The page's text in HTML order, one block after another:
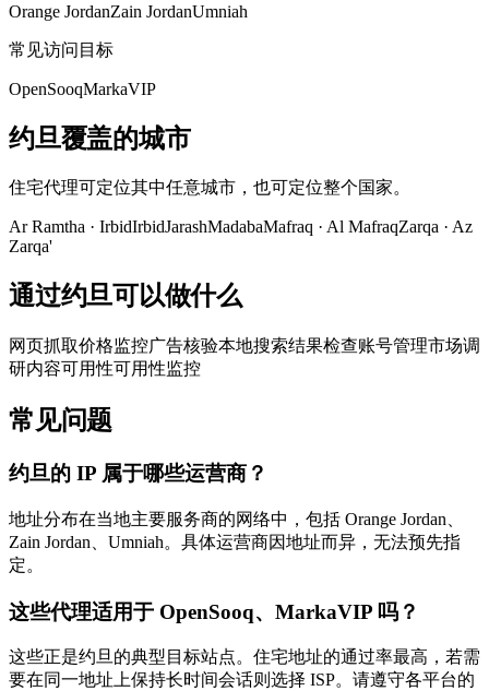
Orange JordanZain JordanUmniah
常见访问目标
OpenSooqMarkaVIP
约旦覆盖的城市
住宅代理可定位其中任意城市，也可定位整个国家。
Ar Ramtha · IrbidIrbidJarashMadabaMafraq · Al MafraqZarqa · Az
Zarqa'
通过约旦可以做什么
网页抓取价格监控广告核验本地搜索结果检查账号管理市场调
研内容可用性可用性监控
常见问题
约旦的 IP 属于哪些运营商？
地址分布在当地主要服务商的网络中，包括 Orange Jordan、
Zain Jordan、Umniah。具体运营商因地址而异，无法预先指
定。
这些代理适用于 OpenSooq、MarkaVIP 吗？
这些正是约旦的典型目标站点。住宅地址的通过率最高，若需
要在同一地址上保持长时间会话则选择 ISP。请遵守各平台的